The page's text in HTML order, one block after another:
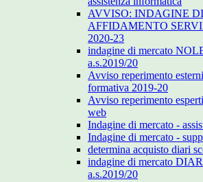
AVVISO: INDAGINE
AFFIDAMENTO
2020-23
indagine di mercato
a.s.2019/20
Avviso reperimento
formativa 2019-20
Avviso reperimento
web
Indagine di mercato -
Indagine di mercato -
determina acquisto diari
indagine di mercato
a.s.2019/20